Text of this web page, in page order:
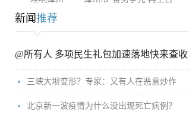
新闻 推荐
@所有人 多项民生礼包加速落地快来查收
三峡大坝变形？专家：又有人在恶意炒作
北京新一波疫情为什么没出现死亡病例？